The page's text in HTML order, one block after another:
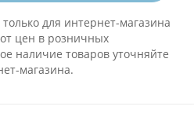
для интернет-магазина
цен в розничных
наличие товаров уточняйте
магазина.